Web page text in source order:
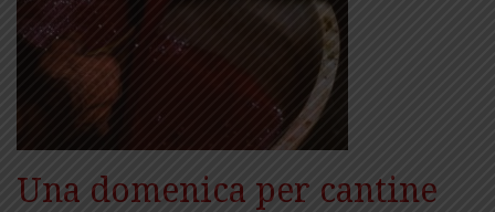
Una domenica per cantine